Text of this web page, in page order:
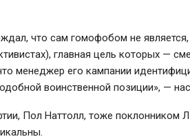
что сам гомофобом не
главная цель которых —
менеджер его кампании
воинственной позиции», —
Пол Наттолл, тоже поклонником